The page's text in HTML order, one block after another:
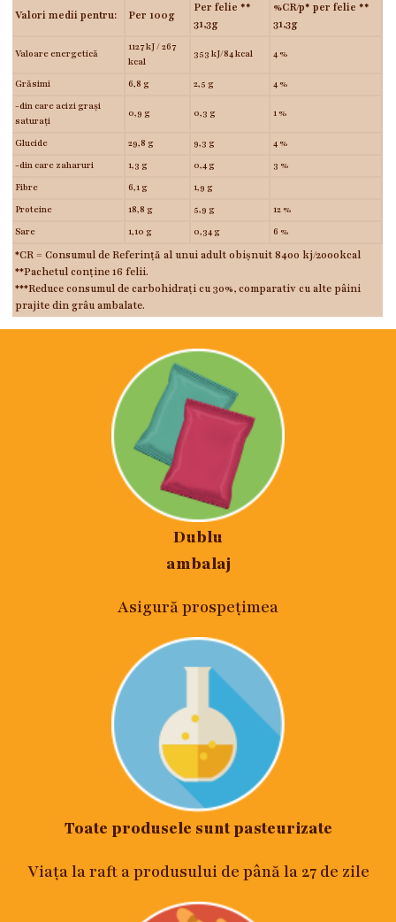
Valori medii pentru: Per 100g
Per felie **
31,3g
%CR/p* per felie **
31,3g
Valoare energetică
1127 kJ / 267
kcal
353 kJ/84 kcal 4 %
Grăsimi 6,8 g 2,5 g
4 %
-din care acizi grași
saturați
0,9 g 0,3 g 1 %
Glucide 29,8 g 9,3 g
4 %
-din care zaharuri
1,3 g 0,4 g
3 %
Fibre
6,1 g
1,9 g
Proteine
18,8 g 5,9 g
12 %
Sare
1,10 g 0,34 g 6 %
*CR = Consumul de Referință al unui adult obișnuit 8400 kj/2000kcal
**Pachetul conține 16 felii.
***Reduce consumul de carbohidrați cu 30%, comparativ cu alte pâini
prajite din grâu ambalate.
Dublu
ambalaj
Asigură prospețimea
Toate produsele sunt pasteurizate
Viața la raft a produsului de până la 27 de zile